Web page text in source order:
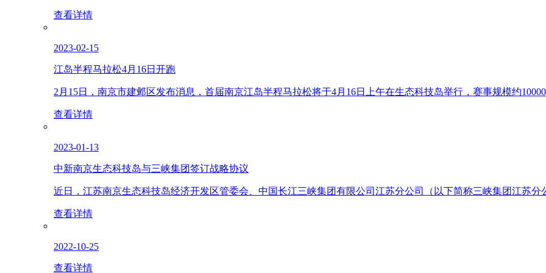
查看详情
2023-02-15
江岛半程马拉松4月16日开跑
2月15日，南京市建邺区发布消息，首届南京江岛半程马拉松将于4月16日上午在生态科技岛举行，赛事规模约10000
查看详情
2023-01-13
中新南京生态科技岛与三峡集团签订战略协议
近日，江苏南京生态科技岛经济开发区管委会、中国长江三峡集团有限公司江苏分公司（以下简称三峡集团江苏分
查看详情
2022-10-25
查看详情